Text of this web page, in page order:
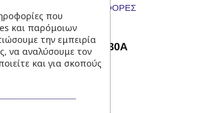
Αντλία ψεκασμού FT-30Α
Σε απόθεμα
που
και παρόμοιων
την εμπειρία
να αναλύσουμε τον
και για σκοπούς